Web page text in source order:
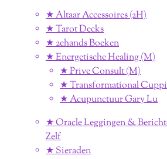
★ Altaar Accessoires (2H)
★ Tarot Decks
★ 2ehands Boeken
★ Energetische Healing (M)
★ Prive Consult (M)
★ Transformational
★ Acupunctuur Gary Lu
★ Oracle Leggingen &
Zelf
★ Sieraden